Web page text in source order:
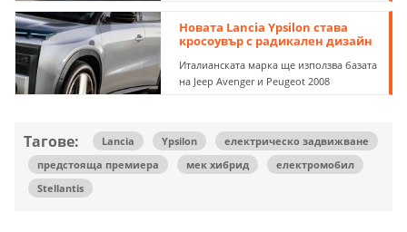
Новата Lancia Ypsilon става
кросоувър с радикален дизайн
Италианската марка ще използва базата
на Jeep Avenger и Peugeot 2008
Тагове: Lancia Ypsilon
електрическо задвижване
предстояща премиера
мек хибрид
електромобил
Stellantis